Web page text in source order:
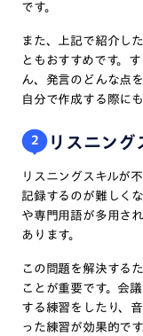
です。
また、上記で紹介し
ともおすすめです。
ん、発言のどんな点
自分で作成する際に
2 リスニング
リスニングスキルが
記録するのが難しく
や専門用語が多用さ
あります。
この問題を解決する
ことが重要です。会
する練習をしたり、
った練習が効果的です